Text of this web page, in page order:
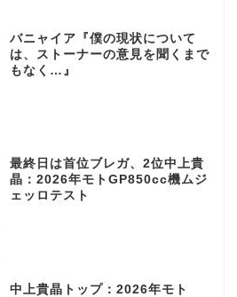
バニャイア『僕の現状について
は、ストーナーの意見を聞くまで
もなく…』
最終日は首位ブレガ、2位中上貴
晶：2026年モトGP850cc機ムジ
ェッロテスト
中上貴晶トップ：2026年モト